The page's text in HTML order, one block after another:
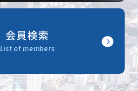
会員検索
List of members